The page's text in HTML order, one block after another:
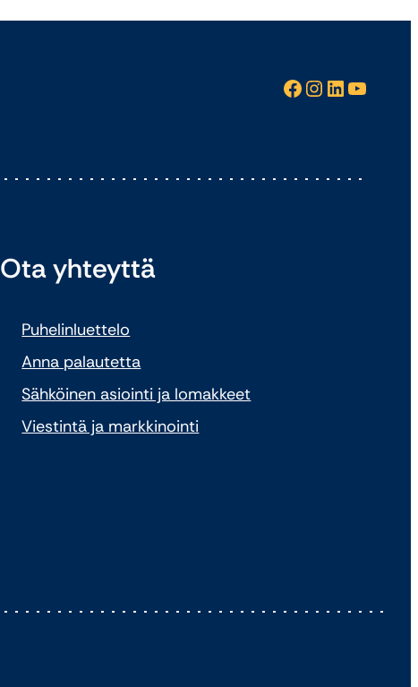
Facebook InstagramLinkedIn YouTube
Ota yhteyttä
Puhelinluettelo
Anna palautetta
Sähköinen asiointi ja lomakkeet
Viestintä ja markkinointi